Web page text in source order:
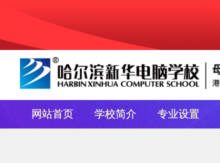
网站首页 学校简介 专业设置